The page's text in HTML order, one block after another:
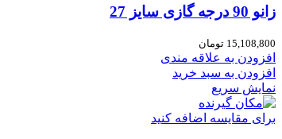
زانو 90 درجه گازی سایز 27
15,108,800 تومان
افزودن به علاقه مندی
افزودن به سبد خرید
نمایش سریع
برای مقایسه اضافه کنید